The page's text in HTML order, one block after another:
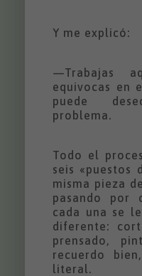
Y me explicó:
—Trabajas
equivocas en
puede
problema.
Todo el
seis «puestos
misma pieza
pasando por
cada una se
diferente:
prensado,
recuerdo
literal.